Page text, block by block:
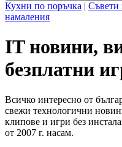
Кухни по поръчка | Съвети
намаления
IT новини,
безплатни
Всичко интересно от
свежи технологични
клипове и игри без
от 2007 г. насам.